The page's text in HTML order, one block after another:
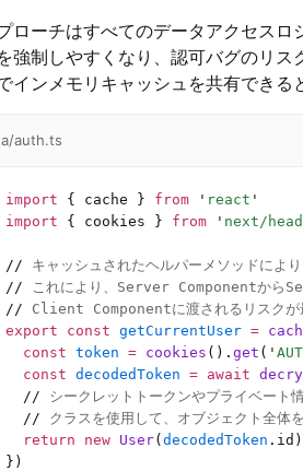
ローチはすべてのデータアクセス
強制しやすくなり、認可バグのリ
インメモリキャッシュを共有できる
auth.ts
import { cache } from ' react '
import { cookies } from ' next/
// キャッシュされたヘルパーメソッドによ
// これにより、Server Componentから
// Client Componentに渡されるリスクが
export const getCurrentUser =
  const
token = cookies (). get ( '
  const
decodedToken = await
  //
シークレットトークンやプライベート
  //
クラスを使用して、オブジェクト全体
  return
new User( decodedToken .id)
})